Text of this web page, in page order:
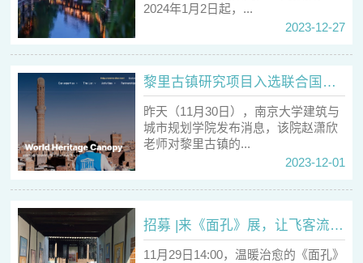
2024年1月2日起，...
2023-12-27
黎里古镇研究项目入选联合国教科文组织-世界遗产天幕项目
昨天（11月30日），南京大学建筑与
城市规划学院发布消息，该院赵潇欣
老师对黎里古镇的...
2023-12-01
招募 |来《面孔》展，让飞客流依带你画一张个性面孔
11月29日14:00，温暖治愈的《面孔》